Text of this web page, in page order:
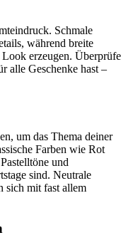
Schmale
während breite
erzeugen. Überprüfe
alle Geschenke hast –
um das Thema deiner
Farben wie Rot
und
sind. Neutrale
sich mit fast allem